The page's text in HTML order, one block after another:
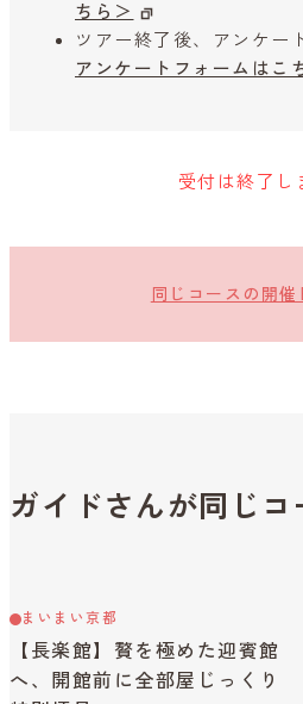
ちら＞
ツアー終了後、アンケー
アンケートフォームはこ
受付は終了し
同じコースの開催
ガイドさんが同じコ
まいまい京都
【長楽館】贅を極めた迎賓館
へ、開館前に全部屋じっくり